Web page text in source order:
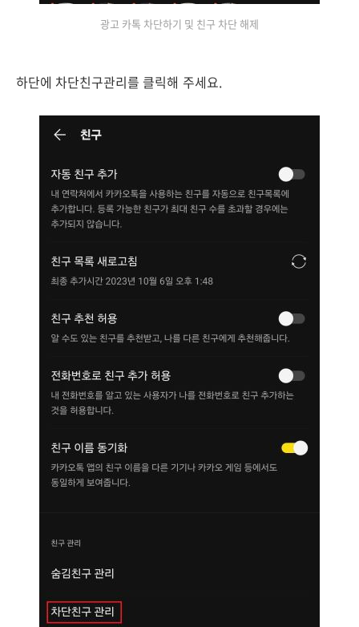
광고 카톡 차단하기 및 친구 차단 해제
하단에 차단친구관리를 클릭해 주세요.